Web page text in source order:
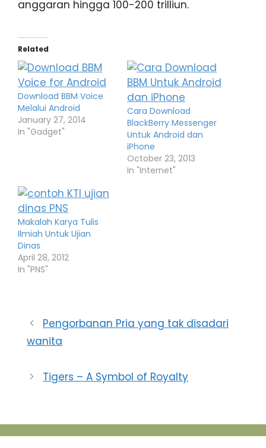
anggaran hingga 100-200 trilliun.
Related
Download BBM Voice
Melalui Android
January 27, 2014
In "Gadget"
Cara Download
BlackBerry Messenger
Untuk Android dan
iPhone
October 23, 2013
In "Internet"
Makalah Karya Tulis
Ilmiah Untuk Ujian
Dinas
April 28, 2012
In "PNS"
Pengorbanan Pria yang tak disadari
wanita
Tigers – A Symbol of Royalty